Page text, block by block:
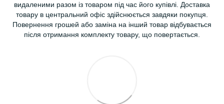
видаленими разом із товаром під час його купівлі. Доставка
товару в центральний офіс здійснюється завдяки покупця.
Повернення грошей або заміна на інший товар відбувається
після отримання комплекту товару, що повертається.